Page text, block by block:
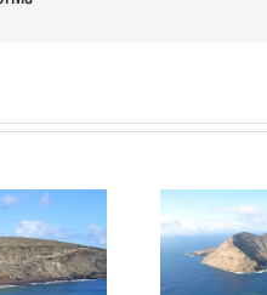
Montaña Clara-